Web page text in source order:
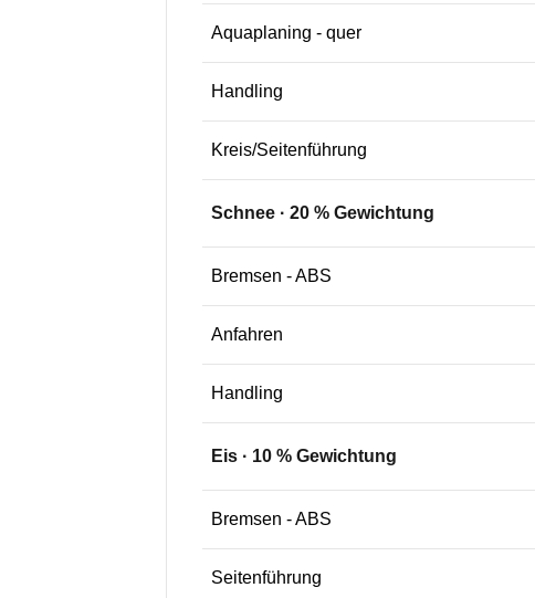
Aquaplaning - quer
Handling
Kreis/Seitenführung
Schnee · 20 % Gewichtung
Bremsen - ABS
Anfahren
Handling
Eis · 10 % Gewichtung
Bremsen - ABS
Seitenführung